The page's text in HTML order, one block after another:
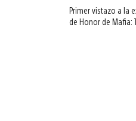
Primer vistazo a la
de Honor de Mafia: